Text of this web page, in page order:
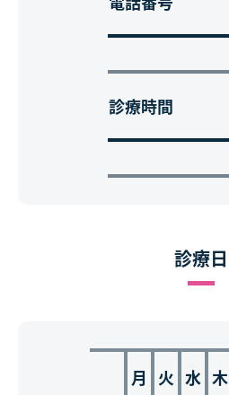
診療時間
診療日
月 火 水 木